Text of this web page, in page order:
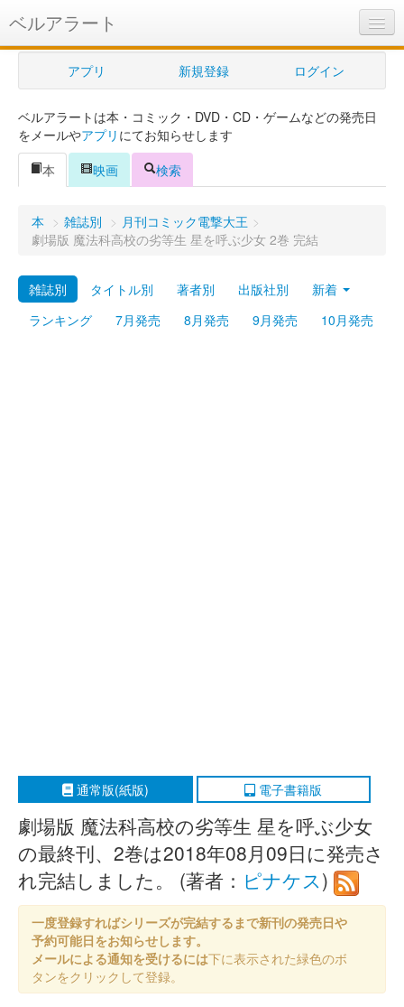
ベルアラート
ベルアラートとは
ヘルプ
新規登録
ログイン
購入管理
Myシェルフ
プレミアム
アプリ 新規登録 ログイン
ベルアラートは本・コミック・DVD・CD・ゲームなどの発売日
をメールやアプリ にてお知らせします
本
映画 検索
本 > 雑誌別 > 月刊コミック電撃大王 >
劇場版 魔法科高校の劣等生 星を呼ぶ少女 2巻 完結
雑誌別 タイトル別 著者別 出版社別
新着
ランキング
7月発売 8月発売 9月発売 10月発売
通常版(紙版) 電子書籍版
劇場版 魔法科高校の劣等生 星を呼ぶ少女
の最終刊、2巻は2018年08月09日に発売さ
れ完結しました。 (著者： ピナケス)
一度登録すればシリーズが完結するまで新刊の発売日や
予約可能日をお知らせします。
メールによる通知を受けるには下に表示された緑色のボ
タンをクリックして登録。